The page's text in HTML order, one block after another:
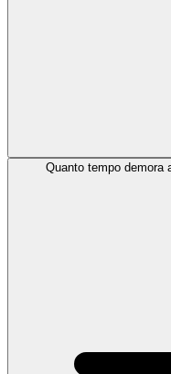
Quanto tempo demora